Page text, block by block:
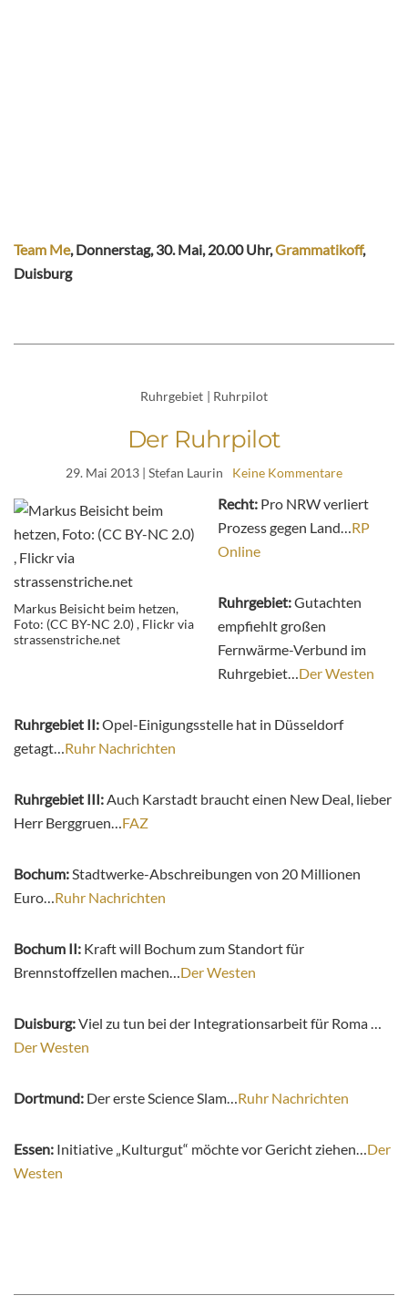
Team Me, Donnerstag, 30. Mai, 20.00 Uhr,Grammatikoff,
Duisburg
Ruhrgebiet Ruhrpilot
Der Ruhrpilot
29. Mai 2013 | Stefan Laurin Keine Kommentare
Markus Beisicht beim hetzen,
Foto: (CC BY-NC 2.0) , Flickr via
strassenstriche.net
Recht: Pro NRW verliert
Prozess gegen Land…RP
Online
Ruhrgebiet:Gutachten
empfiehlt großen
Fernwärme-Verbund im
Ruhrgebiet…Der Westen
Ruhrgebiet II:Opel-Einigungsstelle hat in Düsseldorf
getagt…Ruhr Nachrichten
Ruhrgebiet III:Auch Karstadt braucht einen New Deal, lieber
Herr Berggruen…FAZ
Bochum:Stadtwerke-Abschreibungen von 20 Millionen
Euro…Ruhr Nachrichten
Bochum II: Kraft will Bochum zum Standort für
Brennstoffzellen machen…Der Westen
Duisburg:Viel zu tun bei der Integrationsarbeit für Roma …
Der Westen
Dortmund: Der erste Science Slam…Ruhr Nachrichten
Essen: Initiative „Kulturgut“ möchte vor Gericht ziehen…Der
Westen